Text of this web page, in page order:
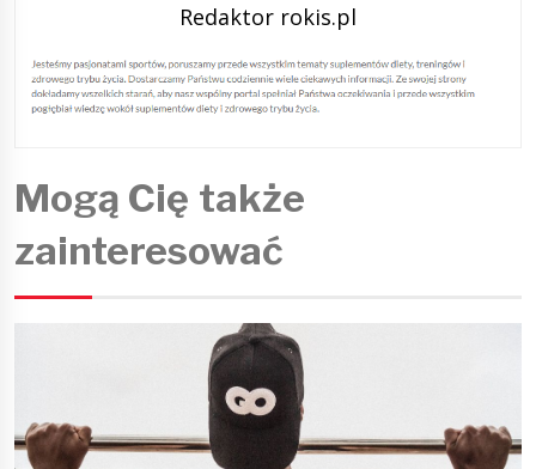
Redaktor rokis.pl
Mogą Cię także
zainteresować